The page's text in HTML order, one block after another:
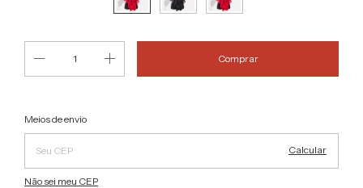
Entregas para o CEP:
Meios de envio
Calcular
Não sei meu CEP